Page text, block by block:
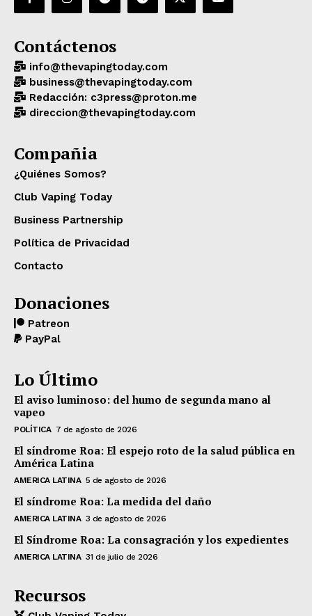
Contáctenos
info@thevapingtoday.com
business@thevapingtoday.com
Redacción: c3press@proton.me
direccion@thevapingtoday.com
Compañia
¿Quiénes Somos?
Club Vaping Today
Business Partnership
Política de Privacidad
Contacto
Donaciones
Patreon
PayPal
Lo Último
El aviso luminoso: del humo de segunda mano al
vapeo
POLÍTICA 7 de agosto de 2026
El síndrome Roa: El espejo roto de la salud pública en
América Latina
AMERICA LATINA 5 de agosto de 2026
El síndrome Roa: La medida del daño
AMERICA LATINA 3 de agosto de 2026
El Síndrome Roa: La consagración y los expedientes
AMERICA LATINA 31 de julio de 2026
Recursos